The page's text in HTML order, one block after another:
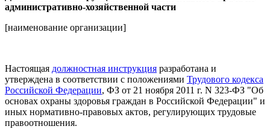
административно-хозяйственной части
[наименование организации]
Настоящая должностная инструкция разработана и
утверждена в соответствии с положениями Трудового кодекса
Российской Федерации, ФЗ от 21 ноября 2011 г. N 323-ФЗ "Об
основах охраны здоровья граждан в Российской Федерации" и
иных нормативно-правовых актов, регулирующих трудовые
правоотношения.